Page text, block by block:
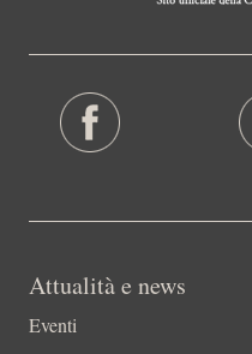
Attualità e news
Eventi